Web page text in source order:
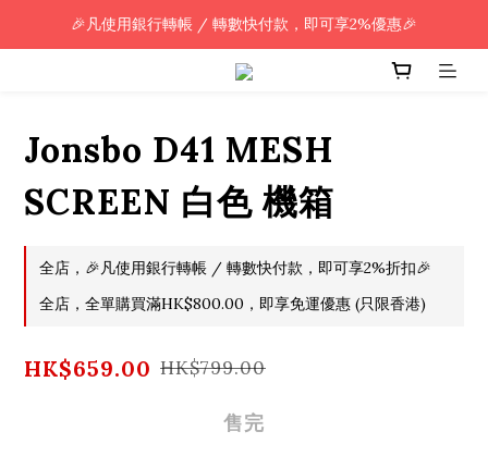
🎉凡使用銀行轉帳 / 轉數快付款，即可享2%優惠🎉
🎉凡使用銀行轉帳 / 轉數快付款，即可享2%優惠🎉
全單購買滿HK$800.00，即享免運優惠 (只限香港)
Jonsbo D41 MESH
SCREEN 白色 機箱
全店，🎉凡使用銀行轉帳 / 轉數快付款，即可享2%折扣🎉
全店，全單購買滿HK$800.00，即享免運優惠 (只限香港)
HK$659.00 HK$799.00
售完